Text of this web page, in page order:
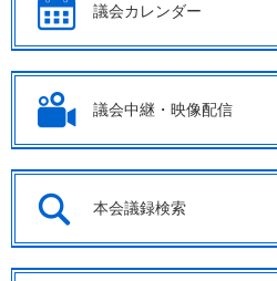
議会カレンダー
議会中継・映像配信
本会議録検索